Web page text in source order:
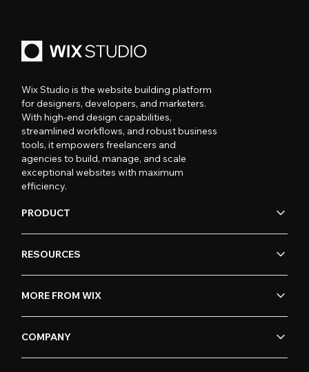
Wix Studio is the website building platform
for designers, developers, and marketers.
With high-end design capabilities,
streamlined workflows, and robust business
tools, it empowers freelancers and
agencies to build, manage, and scale
exceptional websites with maximum
efficiency.
PRODUCT
RESOURCES
MORE FROM WIX
COMPANY